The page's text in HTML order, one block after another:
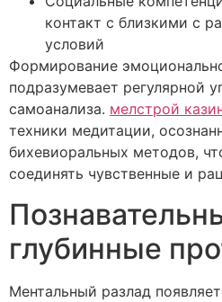
контакт с близкими с
условий
Формирование
подразумевает регулярной
самоанализа. мелстрой
техники медитации,
бихевиоральных методов,
соединять чувственные и
глубинные
Ментальный разлад